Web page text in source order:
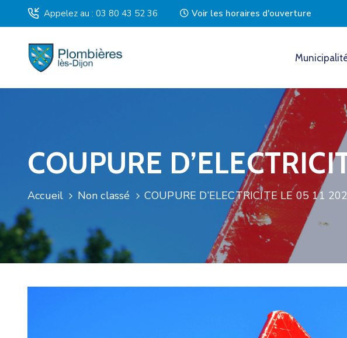
Appelez au : 03 80 43 52 36 Voir les horaires d'ouverture
COUPURE
Accueil Non classé COUPURE D’ELECTRICITE LE 05 11